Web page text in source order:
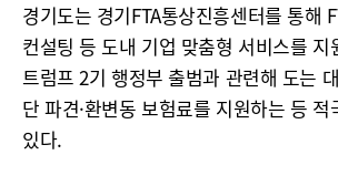
경기도는 경기FTA통상진흥센터를 통해
컨설팅 등 도내 기업 맞춤형 서비스를 지
트럼프 2기 행정부 출범과 관련해 도는
단 파견·환변동 보험료를 지원하는 등
있다.